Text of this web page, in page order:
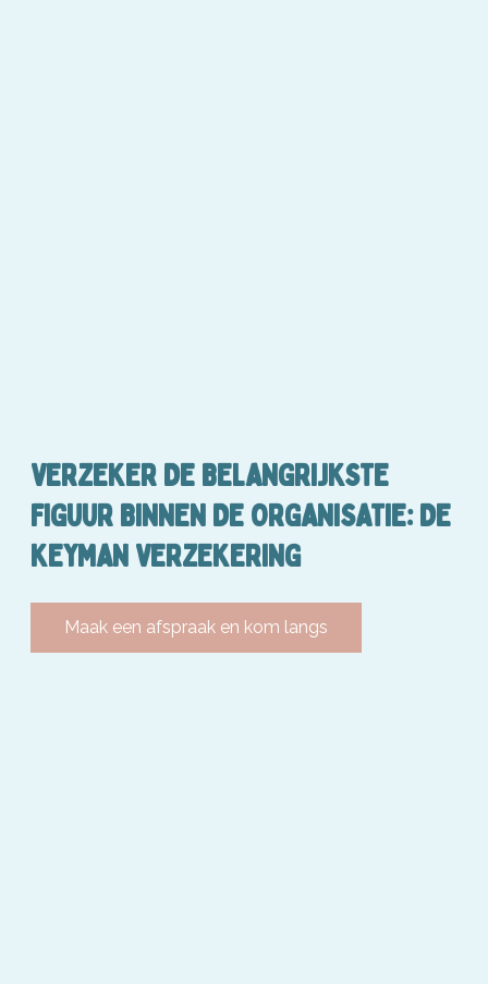
VERZEKER DE BELANGRIJKSTE
FIGUUR BINNEN DE ORGANISATIE: DE
KEYMAN VERZEKERING
Maak een afspraak en kom langs